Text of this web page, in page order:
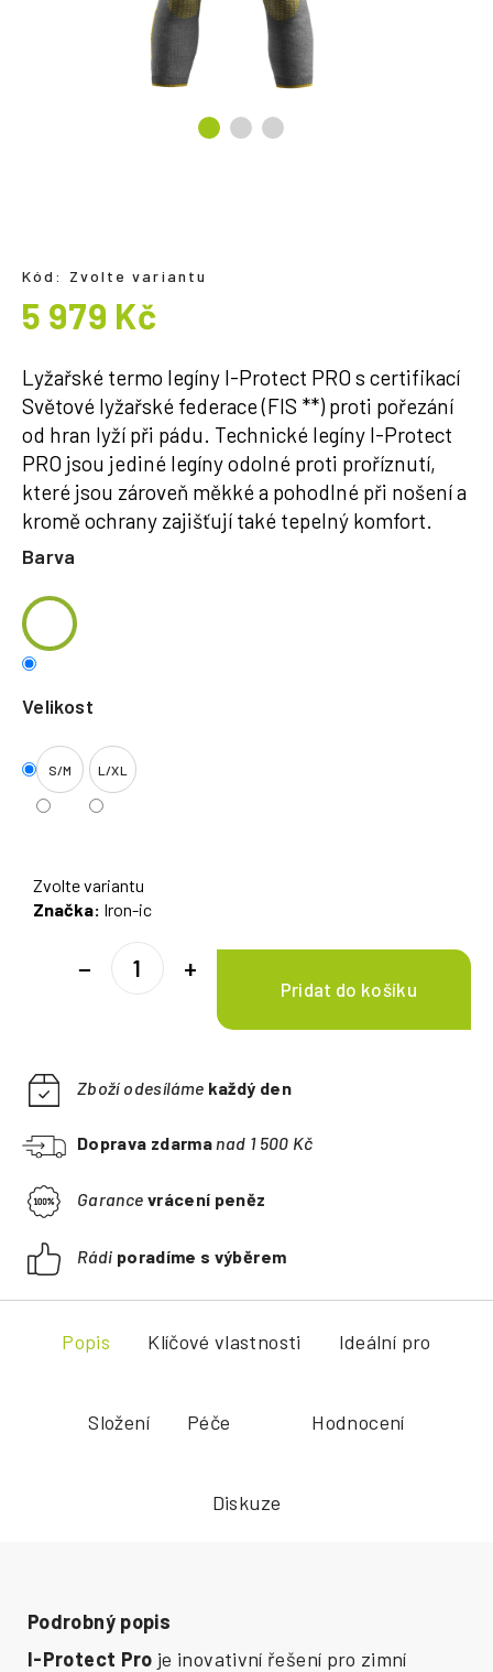
Lyžařské termo legíny I-Protect PRO s certifikací
Světové lyžařské federace (FIS **) proti pořezání
od hran lyží při pádu. Technické legíny I-Protect
PRO jsou jediné legíny odolné proti proříznutí,
které jsou zároveň měkké a pohodlné při nošení a
kromě ochrany zajišťují také tepelný komfort.
Barva
Velikost
S/M L/XL
Zvolte variantu
Značka: Iron-ic
+
−
Zboží odesíláme každý den
Doprava zdarma nad 1 500 Kč
Garance vrácení peněz
Rádi poradíme s výběrem
Kód: Zvolte variantu
5 979 Kč
cena:
Popis Klíčové vlastnosti Ideální pro
Složení Péče Hodnocení
Diskuze
Podrobný popis
I-Protect Pro je inovativní řešení pro zimní